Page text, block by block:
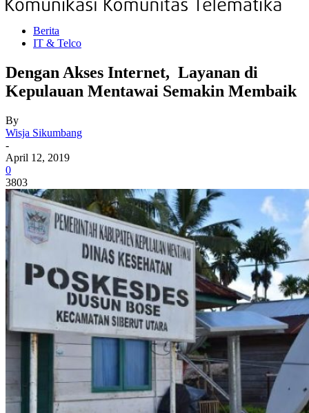
Berita
IT & Telco
Dengan Akses Internet, Layanan di
Kepulauan Mentawai Semakin Membaik
By
Wisja Sikumbang
-
April 12, 2019
0
3803